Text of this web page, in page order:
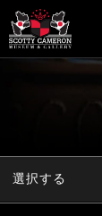
選択する